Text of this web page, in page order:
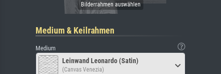
Medium & Keilrahmen
Medium
Leinwand Leonardo (Satin)
(Canvas Venezia)